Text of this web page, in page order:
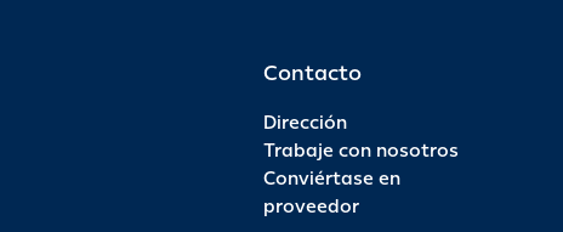
Contacto
Dirección
Trabaje con nosotros
Conviértase en
proveedor